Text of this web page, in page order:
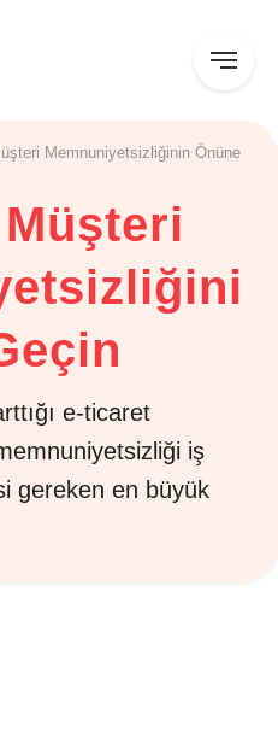
Memnuniyetsizliğinin Önüne
Müşteri
e-ticaret
iş
gereken en büyük